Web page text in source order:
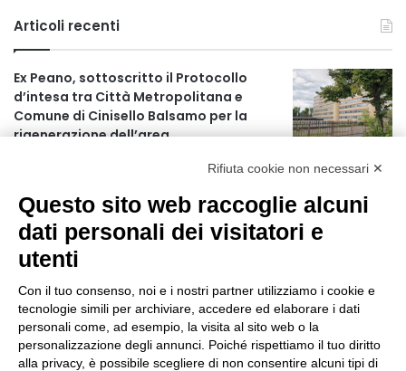
Articoli recenti
Ex Peano, sottoscritto il Protocollo
d’intesa tra Città Metropolitana e
Comune di Cinisello Balsamo per la
rigenerazione dell’area
partire dalle ore 18
6 ore fa
Ex mercato Selinunte, via libera alle
linee di indirizzo per il nuovo spazio
socio-aggregativo dedicato ai giovani
Assegnati a Sogemi quattro mercati
Rifiuta cookie non necessari ✕
Questo sito web raccoglie alcuni
dati personali dei visitatori e
utenti
Con il tuo consenso, noi e i nostri partner utilizziamo i cookie e
tecnologie simili per archiviare, accedere ed elaborare i dati
personali come, ad esempio, la visita al sito web o la
personalizzazione degli annunci. Poiché rispettiamo il tuo diritto
alla privacy, è possibile scegliere di non consentire alcuni tipi di